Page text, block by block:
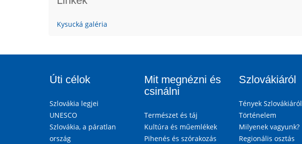
Kysucká galéria
Úti célok
Szlovákia legjei
UNESCO
Szlovákia, a páratlan
ország
Mit megnézni és
csinálni
Természet és táj
Kultúra és műemlékek
Pihenés és szórakozás
Szlovákiáról
Tények Szlovákiáról
Történelem
Milyenek vagyunk?
Regionális osztás